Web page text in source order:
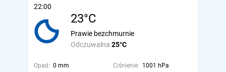
22:00
23°C
Odczuwalna 25°C
Prawie bezchmurnie
Opad: 0 mm Ciśnienie: 1001 hPa